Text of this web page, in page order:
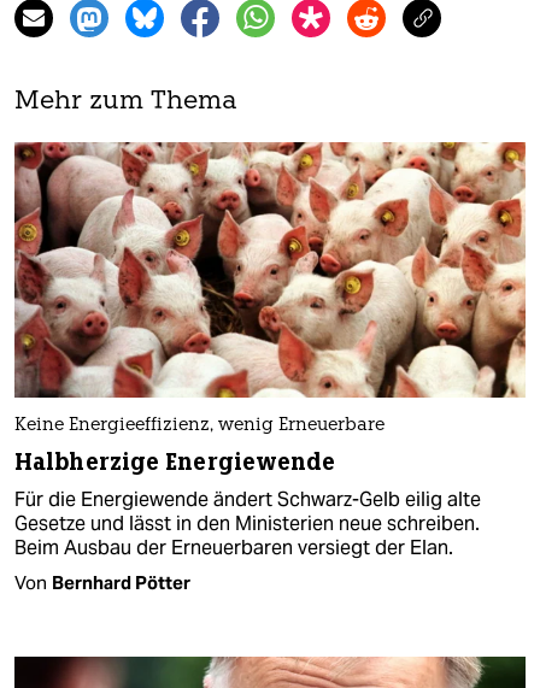
Mehr zum Thema
Keine Energieeffizienz, wenig Erneuerbare
Halbherzige Energiewende
Für die Energiewende ändert Schwarz-Gelb eilig alte
Gesetze und lässt in den Ministerien neue schreiben.
Beim Ausbau der Erneuerbaren versiegt der Elan.
Von Bernhard Pötter